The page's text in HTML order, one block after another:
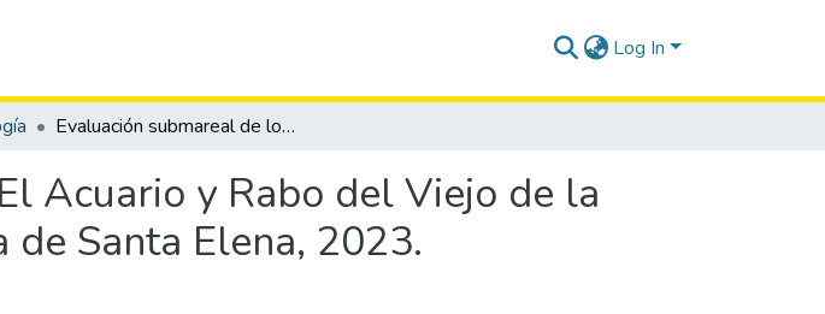
Log In
Evaluación submareal de los bajos El Acuario y Rabo del Viejo de la Reserva Marina El Pelado, provincia de Santa Elena, 2023.
Acuario y Rabo del Viejo de la
Santa Elena, 2023.